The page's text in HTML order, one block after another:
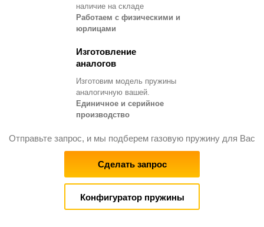
наличие на складе
Работаем с физическими и
юрлицами
Изготовление
аналогов
Изготовим модель пружины
аналогичную вашей.
Единичное и серийное
производство
Отправьте запрос, и мы подберем газовую пружину для Вас
Сделать запрос
Конфигуратор пружины